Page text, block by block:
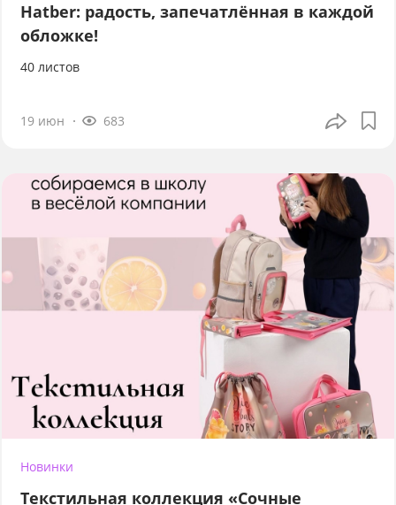
Hatber: радость, запечатлённая в каждой
обложке!
40 листов
19 июн 683
Новинки
Текстильная коллекция «Сочные